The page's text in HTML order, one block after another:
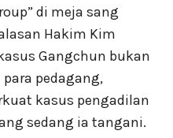
di meja sang
Hakim Kim
Gangchun bukan
pedagang,
kasus pengadilan
sedang ia tangani.